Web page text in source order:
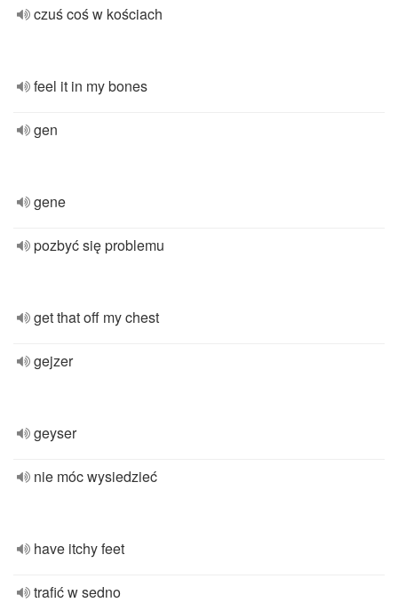
czuś coś w kościach
feel it in my bones
gen
gene
pozbyć się problemu
get that off my chest
gejzer
geyser
nie móc wysiedzieć
have itchy feet
trafić w sedno